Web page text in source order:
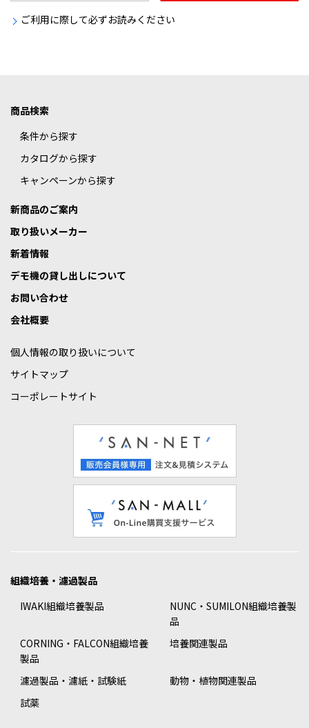
ご利用に際して必ずお読みください
商品検索
条件から探す
カタログから探す
キャンペーンから探す
新商品のご案内
取り扱いメーカー
新着情報
デモ機の貸し出しについて
お問い合わせ
会社概要
個人情報の取り扱いについて
サイトマップ
コーポレートサイト
組織培養・濾過製品
IWAKI組織培養製品
NUNC・SUMILON組織培養製
品
CORNING・FALCON組織培養
製品
培養関連製品
濾過製品・濾紙・試験紙
動物・植物関連製品
試薬